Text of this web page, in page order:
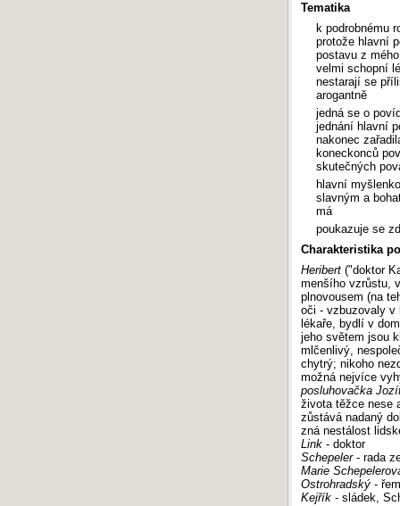
Tematika
k podrobnému
protože hlavní
postavu z
velmi schopní
nestarají se
arogantně
jedná se o
jednání hlavní
nakonec
koneckonců
skutečných
hlavní
slavným a
má
poukazuje se
Charakteristika
Heribert ("doktor
menšího vzrůstu,
plnovousem (na
oči - vzbuzovaly v
lékaře, bydlí v
jeho světem jsou
mlčenlivý,
chytrý; nikoho
možná nejvíce
posluhovačka
života těžce nese
zůstává nadaný
zná nestálost
Link - doktor
Schepeler- rada
Marie
Ostrohradský -
Kejřík - sládek,